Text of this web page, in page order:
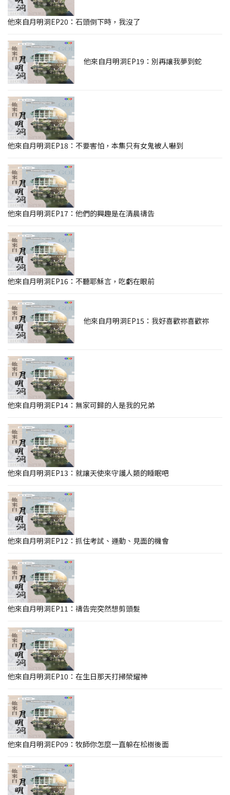
他來自月明洞EP20：石頭倒下時，我沒了
他來自月明洞EP19：別再讓我夢到蛇
他來自月明洞EP18：不要害怕，本集只有女鬼被人嚇到
他來自月明洞EP17：他們的興趣是在清晨禱告
他來自月明洞EP16：不聽耶穌言，吃虧在眼前
他來自月明洞EP15：我好喜歡祢喜歡祢
他來自月明洞EP14：無家可歸的人是我的兄弟
他來自月明洞EP13：就讓天使來守護人類的睡眠吧
他來自月明洞EP12：抓住考試、運動、見面的機會
他來自月明洞EP11：禱告完突然想剪頭髮
他來自月明洞EP10：在生日那天打掃榮耀神
他來自月明洞EP09：牧師你怎麼一直躲在松樹後面